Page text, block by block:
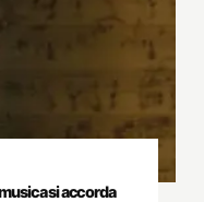
si accorda